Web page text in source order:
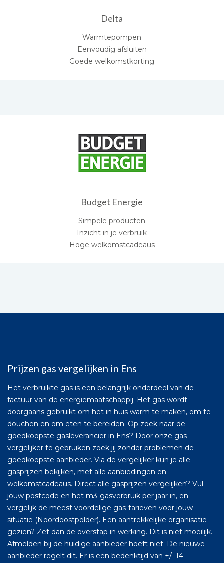
Delta
Warmtepompen
Eenvoudig afsluiten
Goede welkomstkorting
Budget Energie
Simpele producten
Inzicht in je verbruik
Hoge welkomstcadeaus
Prijzen gas vergelijken in Ens
Het verbruikte gas is een belangrijk onderdeel van de
factuur van de energiemaatschappij. Het gas wordt
doorgaans gebruikt om het in huis warm te maken, om te
douchen en om eten te bereiden. Op zoek naar de
goedkoopste gasleverancier in Ens? Door onze gas-
vergelijker te gebruiken zoek jij zonder problemen de
goedkoopste aanbieder. Via de vergelijker kun je alle
gasprijzen bekijken, met alle aanbiedingen en
welkomstcadeaus. Direct alle gasprijzen vergelijken? Vul
jouw postcode en het m3-gasverbruik per jaar in, en
vergelijk de meest voordelige gas-tarieven voor jouw
situatie (Noordoostpolder). Een aantrekkelijke organisatie
gezien? Zet dan de overstap in werking. Dit is niet moeilijk.
Afmelden bij de huidige aanbieder hoeft niet. De nieuwe
aanbieder regelt dit. Er is een bedenktijd van +/- 14